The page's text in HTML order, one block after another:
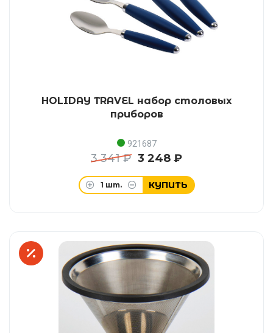
HOLIDAY TRAVEL набор столовых
приборов
921687
3 341 ₽ 3 248 ₽
1 шт. КУПИТЬ